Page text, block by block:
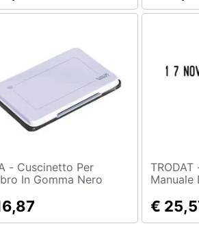
Per
In Gomma Nero
TRODAT - Timbro
Manuale
€